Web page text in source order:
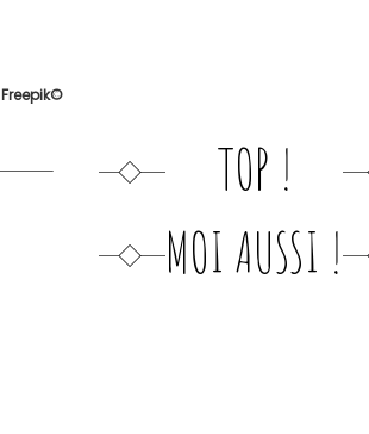
Freepik©
TOP !
MOI AUSSI !